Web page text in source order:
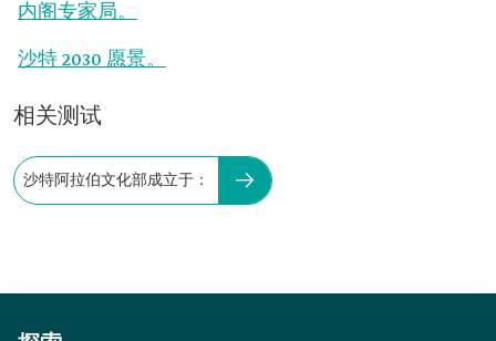
内阁专家局。
沙特 2030 愿景。
相关测试
沙特阿拉伯文化部成立于：